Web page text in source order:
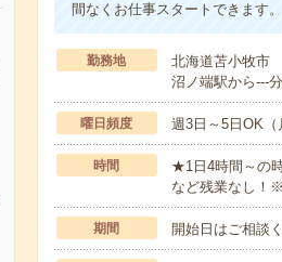
間なくお仕事スタートできます。
勤務地
北海道苫小牧市
沼ノ端駅から---
曜日頻度 週3日～5日OK
時間
★1日4時間～の
など残業なし！
期間 開始日はご相談